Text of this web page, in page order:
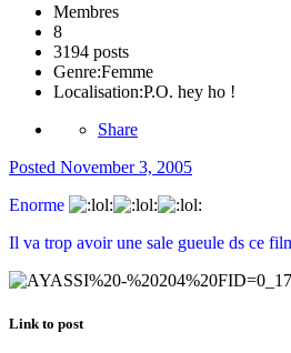
Membres
8
3194 posts
Genre:Femme
Localisation:P.O. hey ho !
Share
Posted November 3, 2005
Enorme
Il va trop avoir une sale gueule ds ce
Link to post